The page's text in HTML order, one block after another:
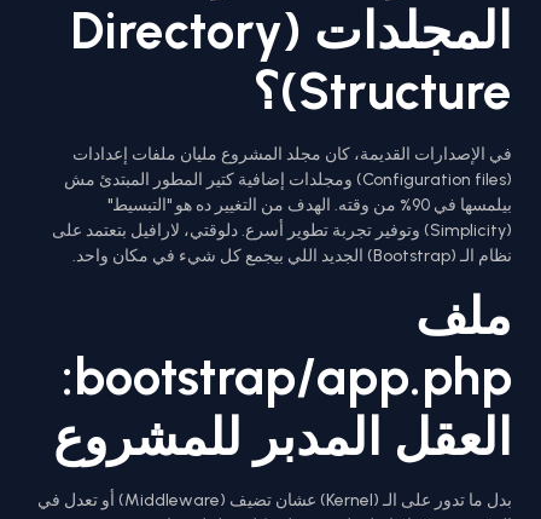
المجلدات (Directory
Structure)؟
في الإصدارات القديمة، كان مجلد المشروع مليان ملفات إعدادات
(Configuration files) ومجلدات إضافية كتير المطور المبتدئ مش
بيلمسها في 90% من وقته. الهدف من التغيير ده هو "التبسيط"
(Simplicity) وتوفير تجربة تطوير أسرع. دلوقتي، لارافيل بتعتمد على
نظام الـ (Bootstrap) الجديد اللي بيجمع كل شيء في مكان واحد.
ملف
bootstrap/app.php:
العقل المدبر للمشروع
بدل ما تدور على الـ (Kernel) عشان تضيف (Middleware) أو تعدل في